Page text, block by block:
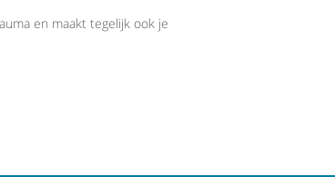
en maakt tegelijk ook je